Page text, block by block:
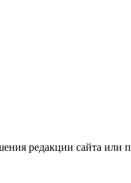
редакции сайта